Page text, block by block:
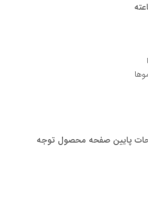
پایین صفحه محصول توجه